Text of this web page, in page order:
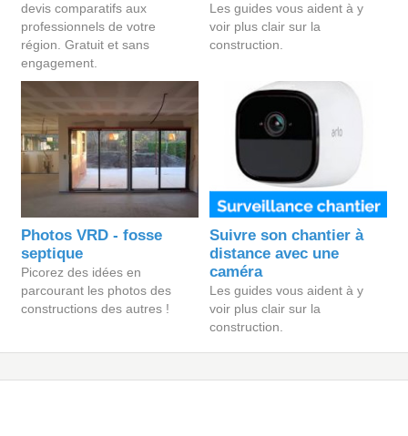
devis comparatifs aux
professionnels de votre
région. Gratuit et sans
engagement.
Les guides vous aident à y
voir plus clair sur la
construction.
Photos VRD - fosse
septique
Picorez des idées en
parcourant les photos des
constructions des autres !
Suivre son chantier à
distance avec une
caméra
Les guides vous aident à y
voir plus clair sur la
construction.